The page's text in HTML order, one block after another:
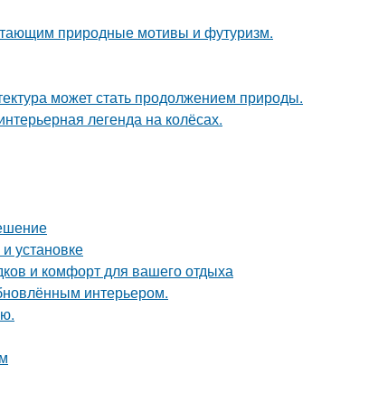
природные мотивы и футуризм.
может стать продолжением природы.
легенда на колёсах.
установке
и комфорт для вашего отдыха
интерьером.